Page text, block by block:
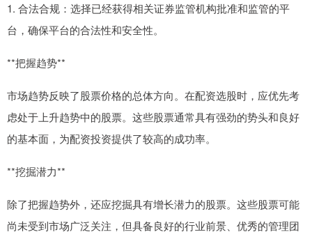
1. 合法合规：选择已经获得相关证券监管机构批准和监管的平
台，确保平台的合法性和安全性。
**把握趋势**
市场趋势反映了股票价格的总体方向。在配资选股时，应优先考
虑处于上升趋势中的股票。这些股票通常具有强劲的势头和良好
的基本面，为配资投资提供了较高的成功率。
**挖掘潜力**
除了把握趋势外，还应挖掘具有增长潜力的股票。这些股票可能
尚未受到市场广泛关注，但具备良好的行业前景、优秀的管理团